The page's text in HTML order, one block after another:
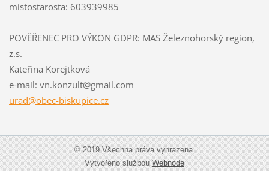
místostarosta: 603939985
POVĚŘENEC PRO VÝKON GDPR: MAS Železnohorský region,
z.s.
Kateřina Korejtková
e-mail: vn.konzult@gmail.com
urad@obec-biskupice.cz
© 2019 Všechna práva vyhrazena.
Vytvořeno službouWebnode